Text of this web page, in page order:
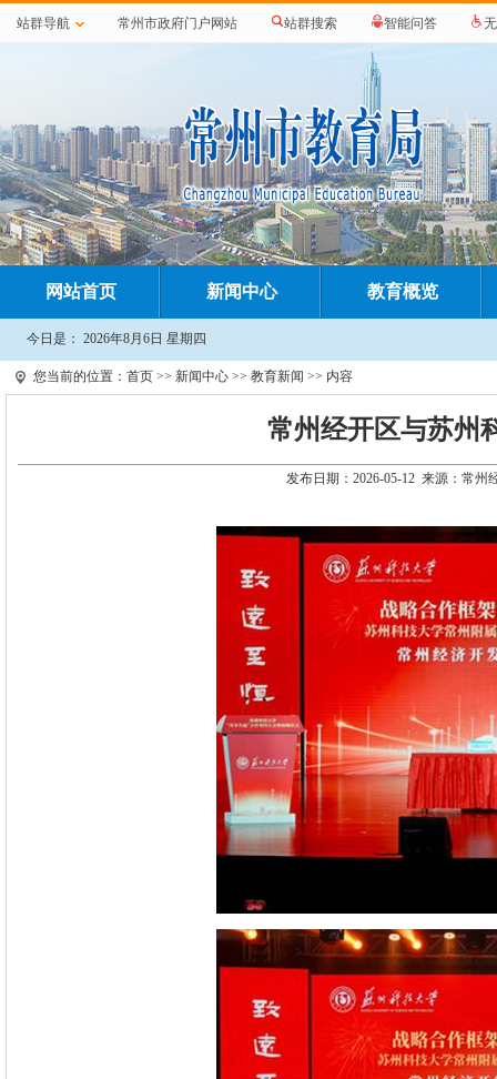
站群导航 常州市政府门户网站 站群搜索 智能问答
网站首页 新闻中心 教育概览
今日是： 2026年8月6日 星期四
您当前的位置： 首页 >> 新闻中心 >> 教育新闻 >> 内容
常州经开区与苏州
发布日期：2026-05-12 来源：常